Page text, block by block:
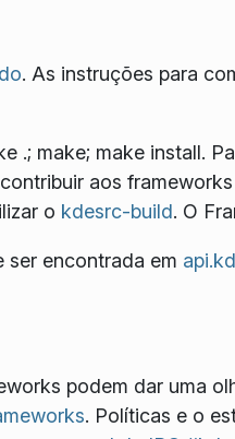
. As instruções para
.; make; make install.
aos
o kdesrc-build. O
encontrada em
podem dar uma
. Políticas e o